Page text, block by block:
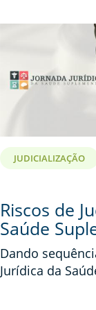
JUDICIALIZAÇÃO
Riscos de
Saúde
Dando
Jurídica da